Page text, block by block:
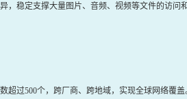
，稳定支撑大量图片、音频、视频等文件的访问
超过500个，跨厂商、跨地域，实现全球网络覆